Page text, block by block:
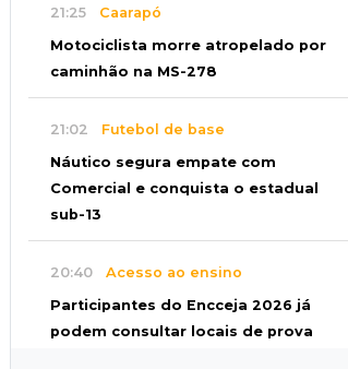
21:25 Caarapó
Motociclista morre atropelado por
caminhão na MS-278
21:02 Futebol de base
Náutico segura empate com
Comercial e conquista o estadual
sub-13
20:40 Acesso ao ensino
Participantes do Encceja 2026 já
podem consultar locais de prova